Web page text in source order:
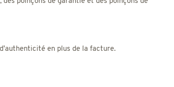
en plus de la facture.